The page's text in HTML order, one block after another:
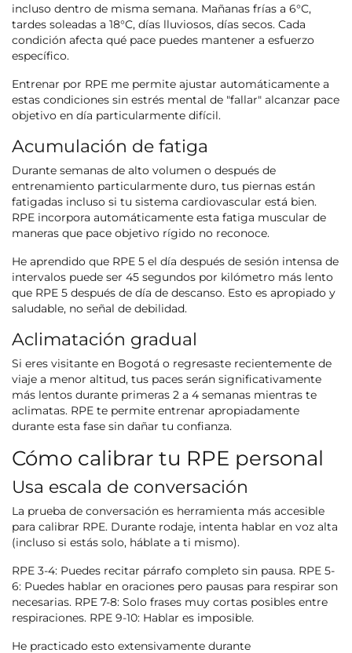
incluso dentro de misma semana. Mañanas frías a 6°C,
tardes soleadas a 18°C, días lluviosos, días secos. Cada
condición afecta qué pace puedes mantener a esfuerzo
específico.
Entrenar por RPE me permite ajustar automáticamente a
estas condiciones sin estrés mental de "fallar" alcanzar pace
objetivo en día particularmente difícil.
Acumulación de fatiga
Durante semanas de alto volumen o después de
entrenamiento particularmente duro, tus piernas están
fatigadas incluso si tu sistema cardiovascular está bien.
RPE incorpora automáticamente esta fatiga muscular de
maneras que pace objetivo rígido no reconoce.
He aprendido que RPE 5 el día después de sesión intensa de
intervalos puede ser 45 segundos por kilómetro más lento
que RPE 5 después de día de descanso. Esto es apropiado y
saludable, no señal de debilidad.
Aclimatación gradual
Si eres visitante en Bogotá o regresaste recientemente de
viaje a menor altitud, tus paces serán significativamente
más lentos durante primeras 2 a 4 semanas mientras te
aclimatas. RPE te permite entrenar apropiadamente
durante esta fase sin dañar tu confianza.
Cómo calibrar tu RPE personal
Usa escala de conversación
La prueba de conversación es herramienta más accesible
para calibrar RPE. Durante rodaje, intenta hablar en voz alta
(incluso si estás solo, háblate a ti mismo).
RPE 3-4: Puedes recitar párrafo completo sin pausa. RPE 5-
6: Puedes hablar en oraciones pero pausas para respirar son
necesarias. RPE 7-8: Solo frases muy cortas posibles entre
respiraciones. RPE 9-10: Hablar es imposible.
He practicado esto extensivamente durante